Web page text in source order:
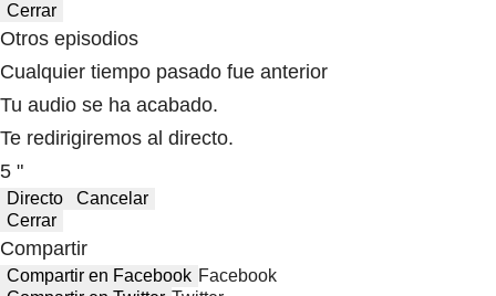
Cerrar
Otros episodios
Cualquier tiempo pasado fue anterior
Tu audio se ha acabado.
Te redirigiremos al directo.
5 "
Directo
Cancelar
Cerrar
Compartir
Compartir en Facebook Facebook